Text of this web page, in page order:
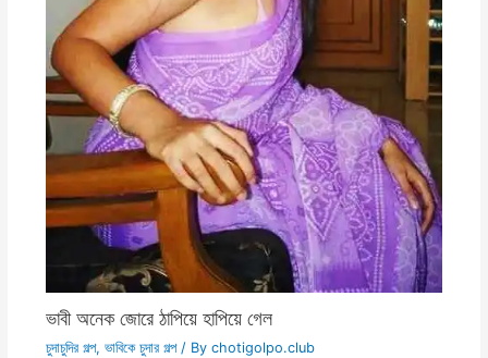
ভাবী অনেক জোরে ঠাপিয়ে হাপিয়ে গেল
চুদাচুদির গল্প, ভাবিকে চুদার গল্প/ By chotigolpo.club